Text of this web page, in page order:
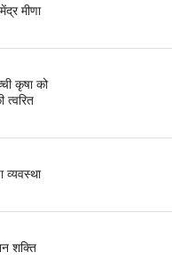
मीणा
कृषा को
त्वरित
व्यवस्था
शक्ति